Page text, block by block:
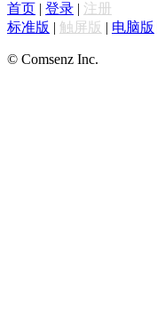
首页 | 登录 | 注册
标准版 | 触屏版 | 电脑版
© Comsenz Inc.